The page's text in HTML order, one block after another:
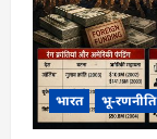
भारत भू-रणनीति